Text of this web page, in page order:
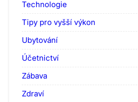
Technologie
Tipy pro vyšší výkon
Ubytování
Účetnictví
Zábava
Zdraví